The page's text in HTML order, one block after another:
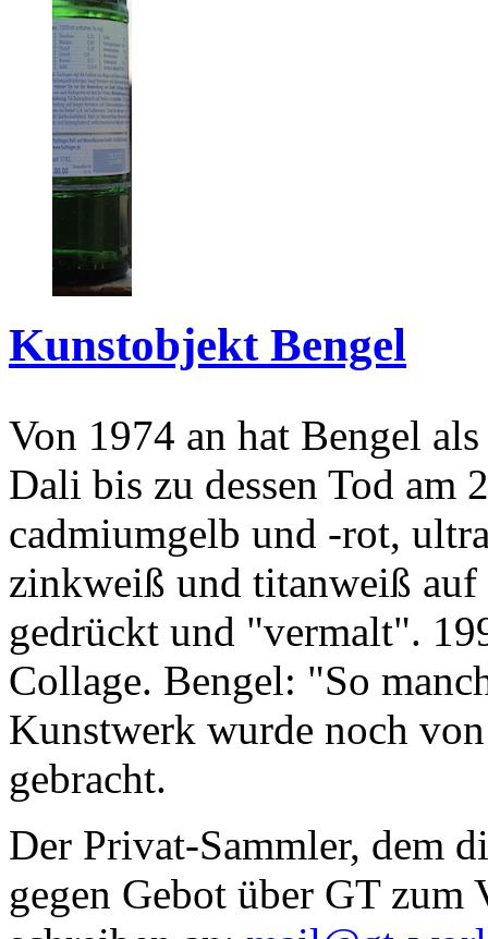
Kunstobjekt Bengel
Von 1974 an hat Bengel
Dali bis zu dessen Tod am
cadmiumgelb und -rot,
zinkweiß und titanweiß
gedrückt und "vermalt".
Collage. Bengel: "So
Kunstwerk wurde noch
gebracht.
Der Privat-Sammler, dem
gegen Gebot über GT zum